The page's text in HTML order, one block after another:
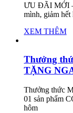
ƯU ĐÃI MỚI
mình, giảm hết
XEM THÊM
Thưởng
TẶNG
Thưởng thức
01 sản phẩm
hôm